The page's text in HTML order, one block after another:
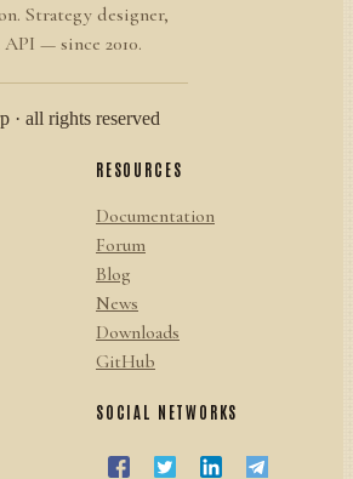
Strategy designer,
— since 2010.
· all rights reserved
RESOURCES
Documentation
Forum
Blog
News
Downloads
GitHub
SOCIAL NETWORKS